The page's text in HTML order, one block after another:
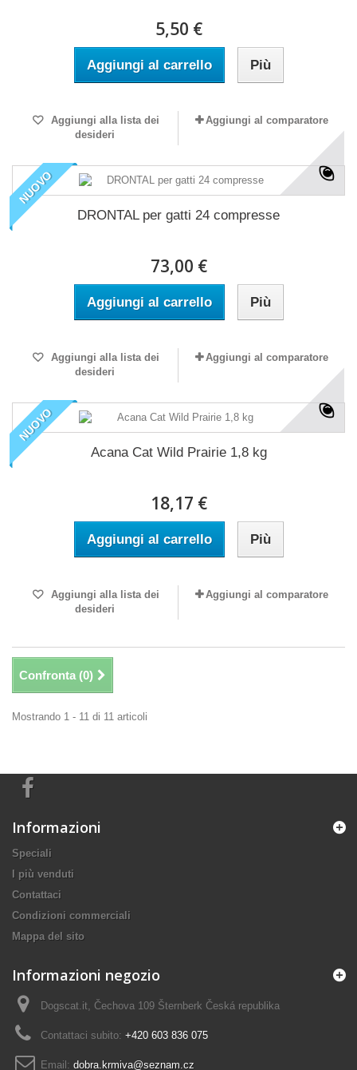
5,50 €
Aggiungi al carrello Più
Aggiungi alla lista dei
desideri
Aggiungi al comparatore
NUOVO
DRONTAL per gatti 24 compresse
73,00 €
Aggiungi al carrello Più
Aggiungi alla lista dei
desideri
Aggiungi al comparatore
NUOVO
Acana Cat Wild Prairie 1,8 kg
18,17 €
Aggiungi al carrello Più
Aggiungi alla lista dei
desideri
Aggiungi al comparatore
Confronta (0)
Mostrando 1 - 11 di 11 articoli
Informazioni
Speciali
I più venduti
Contattaci
Condizioni commerciali
Mappa del sito
Informazioni negozio
Dogscat.it, Čechova 109 Šternberk Česká republika
Contattaci subito: +420 603 836 075
Email: dobra.krmiva@seznam.cz